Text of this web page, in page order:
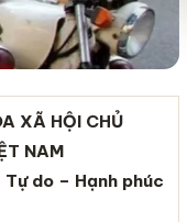
XÃ HỘI CHỦ
NAM
do – Hạnh phúc